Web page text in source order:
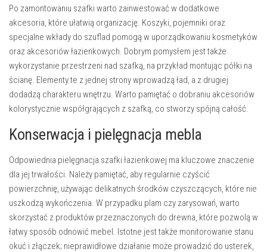
Po zamontowaniu szafki warto zainwestować w dodatkowe
akcesoria, które ułatwią organizację. Koszyki, pojemniki oraz
specjalne wkłady do szuflad pomogą w uporządkowaniu kosmetyków
oraz akcesoriów łazienkowych. Dobrym pomysłem jest także
wykorzystanie przestrzeni nad szafką, na przykład montując półki na
ścianę. Elementy te z jednej strony wprowadzą ład, a z drugiej
dodadzą charakteru wnętrzu. Warto pamiętać o dobraniu akcesoriów
kolorystycznie współgrających z szafką, co stworzy spójną całość.
Konserwacja i pielęgnacja mebla
Odpowiednia pielęgnacja szafki łazienkowej ma kluczowe znaczenie
dla jej trwałości. Należy pamiętać, aby regularnie czyścić
powierzchnię, używając delikatnych środków czyszczących, które nie
uszkodzą wykończenia. W przypadku plam czy zarysowań, warto
skorzystać z produktów przeznaczonych do drewna, które pozwolą w
łatwy sposób odnowić mebel. Istotne jest także monitorowanie stanu
okuć i złączek; nieprawidłowe działanie może prowadzić do usterek,